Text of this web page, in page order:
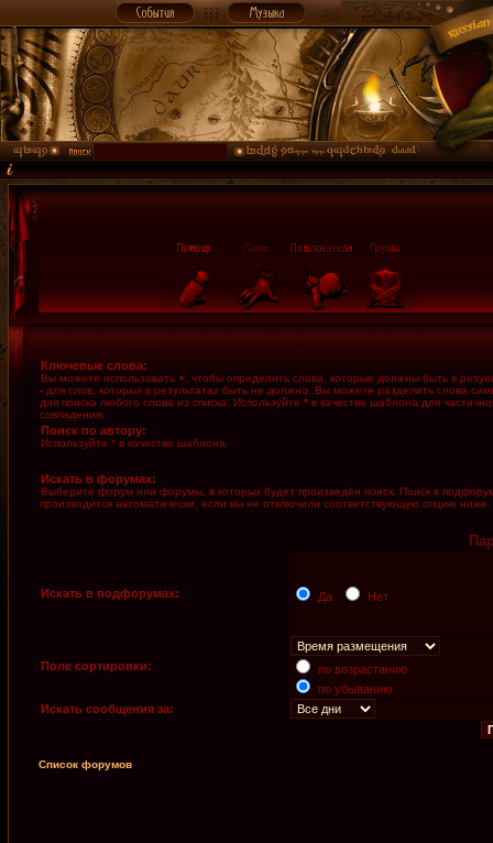
Ключевые слова:
Вы можете использовать + , чтобы определить слова, которые должны быть в
- для слов, которых в результатах быть не должно. Вы можете разделить слова
для поиска любого слова из списка. Используйте * в качестве шаблона для
совпадения.
Поиск по автору:
Используйте * в качестве шаблона.
Искать в форумах:
Выберите форум или форумы, в которых будет произведён поиск. Поиск в
производится автоматически, если вы не отключили соответствующую опцию ниже.
Искать в подфорумах: Да Нет
Поле сортировки:
по возрастанию
по убыванию
Искать сообщения за:
Список форумов